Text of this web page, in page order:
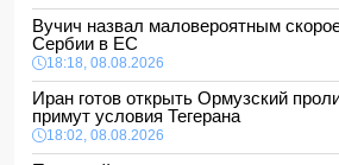
Вучич назвал маловероятным
Сербии в ЕС
18:18, 08.08.2026
Иран готов открыть Ормузский
примут условия Тегерана
18:02, 08.08.2026